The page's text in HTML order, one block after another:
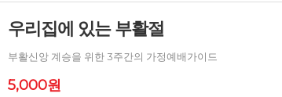
우리집에 있는 부활절
부활신앙 계승을 위한 3주간의 가정예배가이드
5,000원